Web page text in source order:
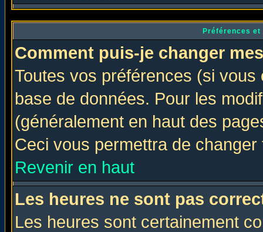
Préférences
Comment puis-je changer
Toutes vos préférences (si
base de données. Pour les
(généralement en haut des
Ceci vous permettra de
Revenir en haut
Les heures ne sont pas
Les heures sont certainement